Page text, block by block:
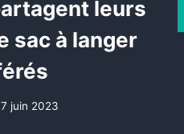
leurs
sac à langer
juin 2023